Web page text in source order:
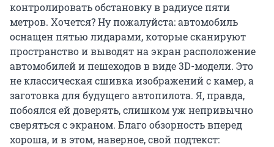
контролировать обстановку в радиусе пяти
метров. Хочется? Ну пожалуйста: автомобиль
оснащен пятью лидарами, которые сканируют
пространство и выводят на экран расположение
автомобилей и пешеходов в виде 3D-модели. Это
не классическая сшивка изображений с камер, а
заготовка для будущего автопилота. Я, правда,
побоялся ей доверять, слишком уж непривычно
сверяться с экраном. Благо обзорность вперед
хороша, и в этом, наверное, свой подтекст: